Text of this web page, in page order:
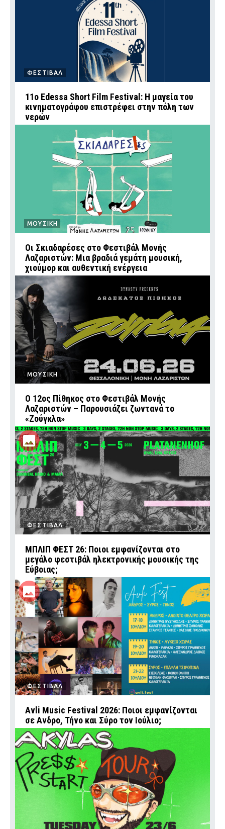
ΦΕΣΤΙΒΑΛ
11ο Edessa Short Film Festival: Η μαγεία του
κινηματογράφου επιστρέφει στην πόλη των
νερών
ΜΟΥΣΙΚΗ
Οι Σκιαδαρέσες στο Φεστιβάλ Μονής
Λαζαριστών: Μια βραδιά γεμάτη μουσική,
χιούμορ και αυθεντική ενέργεια
ΜΟΥΣΙΚΗ
Ο 12ος Πίθηκος στο Φεστιβάλ Μονής
Λαζαριστών – Παρουσιάζει ζωντανά το
«Ζούγκλα»
ΦΕΣΤΙΒΑΛ
ΜΠΛΙΠ ΦΕΣΤ 26: Ποιοι εμφανίζονται στο
μεγάλο φεστιβάλ ηλεκτρονικής μουσικής της
Εύβοιας;
ΦΕΣΤΙΒΑΛ
Avli Music Festival 2026: Ποιοι εμφανίζονται
σε Ανδρο, Τήνο και Σύρο τον Ιούλιο;